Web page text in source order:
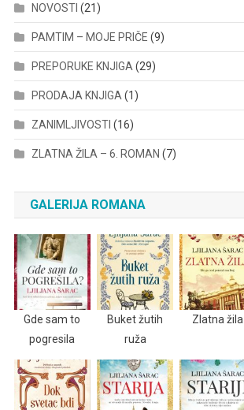
NOVOSTI (21)
PAMTIM – MOJE PRIČE (9)
PREPORUKE KNJIGA (29)
PRODAJA KNJIGA (1)
ZANIMLJIVOSTI (16)
ZLATNA ŽILA – 6. ROMAN (7)
GALERIJA ROMANA
Gde sam to
pogresila
Buket žutih
ruža
Zlatna žila